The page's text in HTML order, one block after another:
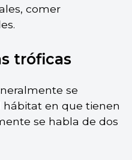
comer
tróficas
se
hábitat en que tienen
se habla de dos